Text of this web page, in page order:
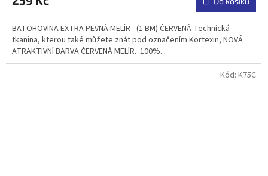
z
5
hvězdiček.
BATOHOVINA EXTRA PEVNÁ MELÍR - (1 BM) ČERVENÁ Technická
tkanina, kterou také můžete znát pod označením Kortexin, NOVÁ
ATRAKTIVNÍ BARVA ČERVENÁ MELÍR. 100%...
Kód: K75C